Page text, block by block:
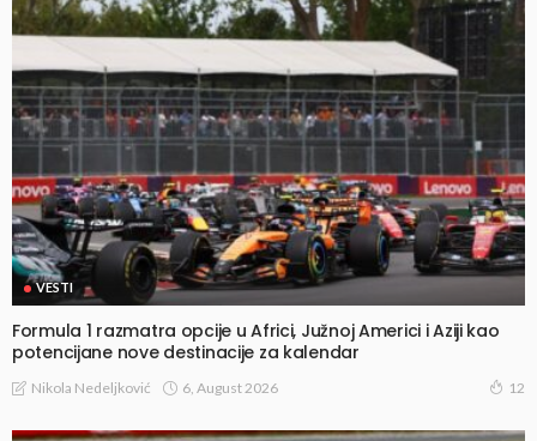
VESTI
Formula 1 razmatra opcije u Africi, Južnoj Americi i Aziji kao
potencijane nove destinacije za kalendar
Nikola Nedeljković 6, August 2026 12